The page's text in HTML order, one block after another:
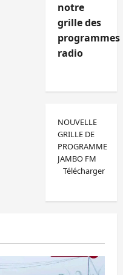
notre
grille des
programmes
radio
NOUVELLE
GRILLE DE
PROGRAMME
JAMBO FM
Télécharger